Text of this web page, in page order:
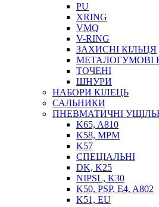
ПІСТОЛЕТИ
НАСОСИ ТА ПОМПИ
НАГНІТАЧІ
МУФТИ (НАСАДКИ) ДЛЯ
МАСЛЯНКИ, ЛІЙКИ
ПРЕС-МАСЛЯНКИ
ШЛАНГИ, ТРУБКИ
ШПРИЦИ МАСТИЛЬНІ
PU
XRING
VMQ
V-RING
ЗАХИСНІ КІЛЬЦЯ
МЕТАЛОГУМОВІ
ТОЧЕНІ
ШНУРИ
НАБОРИ КІЛЕЦЬ
САЛЬНИКИ
ПНЕВМАТИЧНІ
K65, A810
K58, MPM
K57
СПЕЦІАЛЬНІ
DK, K25
NIPSL, K30
K50, PSP, E4, A802
K51, EU